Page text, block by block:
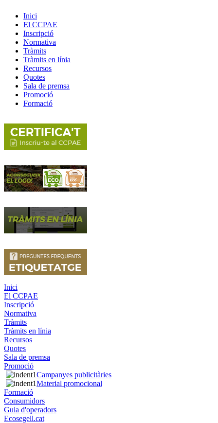
Inici
El CCPAE
Inscripció
Normativa
Tràmits
Tràmits en línia
Recursos
Quotes
Sala de premsa
Promoció
Formació
Inici
El CCPAE
Inscripció
Normativa
Tràmits
Tràmits en línia
Recursos
Quotes
Sala de premsa
Promoció
Campanyes publicitàries
Material promocional
Formació
Consumidors
Guia d'operadors
Ecosegell.cat